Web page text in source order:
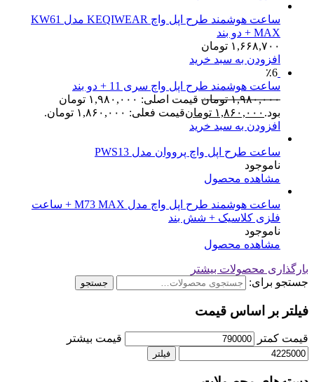
ساعت هوشمند طرح اپل واچ KEQIWEAR مدل KW61
MAX + دو بند
۱,۶۶۸,۷۰۰ تومان
افزودن به سبد خرید
٪6
ساعت هوشمند طرح اپل واچ سری 11 + دو بند
۱,۹۸۰,۰۰۰ تومان
قیمت اصلی: ۱,۹۸۰,۰۰۰ تومان
بود. ۱,۸۶۰,۰۰۰ تومانقیمت فعلی: ۱,۸۶۰,۰۰۰ تومان.
افزودن به سبد خرید
ساعت طرح اپل واچ پرووان مدل PWS13
ناموجود
مشاهده محصول
ساعت هوشمند طرح اپل واچ مدل M73 MAX + ساعت
فلزی کلاسیک + شش بند
ناموجود
مشاهده محصول
بارگذاری محصولات بیشتر
جستجو برای:
جستجو
فیلتر بر اساس قیمت
قیمت کمتر قیمت بیشتر
فیلتر